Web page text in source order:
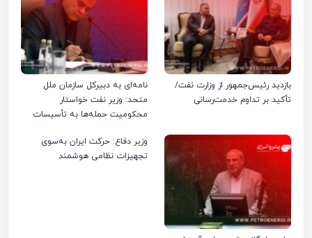
بازدید رئیس‌جمهور از وزارت نفت/
تأکید بر تداوم خدمت‌رسانی
نامه‌ای به دبیرکل سازمان ملل
متحد: وزیر نفت خواستار
محکومیت حمله‌ها به تأسیسات
وزیر دفاع: حرکت ایران به‌سوی
تجهیزات نظامی هوشمند